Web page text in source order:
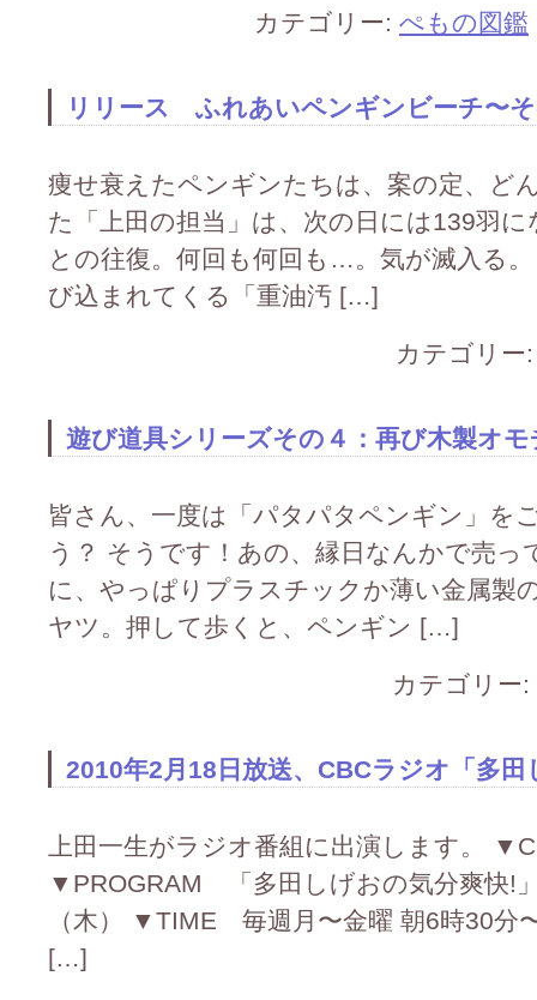
カテゴリー: ぺもの図鑑
リリース ふれあいペンギンビーチ〜
痩せ衰えたペンギンたちは、案の定、ど
た「上田の担当」は、次の日には139羽
との往復。何回も何回も…。気が滅入る
び込まれてくる「重油汚 […]
カテゴリ
遊び道具シリーズその４：再び木製オ
皆さん、一度は「パタパタペンギン」を
う？ そうです！あの、縁日なんかで売
に、やっぱりプラスチックか薄い金属製
ヤツ。押して歩くと、ペンギン […]
カテゴリー:
2010年2月18日放送、CBCラジオ「多
上田一生がラジオ番組に出演します。
▼PROGRAM 「多田しげおの気分爽快!
（木） ▼TIME 毎週月〜金曜 朝6時30分
[…]